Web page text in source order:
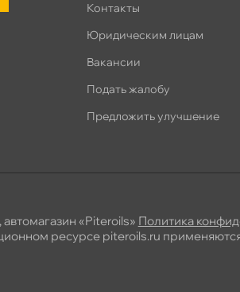
Контакты
Юридическим лицам
акансии
Подать жалобу
Предложить улучшение
«Piteroils» Политика
ресурсе piteroils.ru